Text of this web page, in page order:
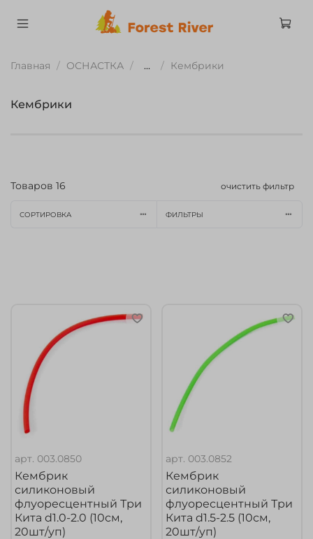
Главная ОСНАСТКА ... Кембрики
Кембрики
Товаров 16 очистить фильтр
СОРТИРОВКА ФИЛЬТРЫ
арт. 003.0850
Кембрик
силиконовый
флуоресцентный Три
Кита d1.0-2.0 (10см,
20шт/уп)
арт. 003.0852
Кембрик
силиконовый
флуоресцентный Три
Кита d1.5-2.5 (10см,
20шт/уп)